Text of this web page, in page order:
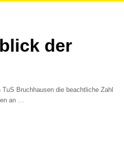
der
TuS Bruchhausen die beachtliche Zahl
an …